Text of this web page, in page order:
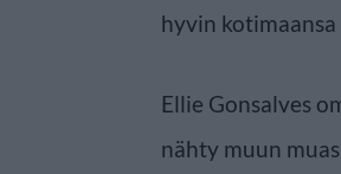
hyvin kotimaansa
Ellie Gonsalves
nähty muun